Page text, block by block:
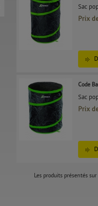
Sac
Prix
Code
Sac
Prix
Les produits présentés